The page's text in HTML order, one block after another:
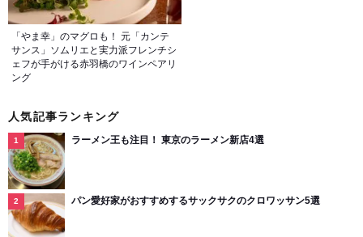
「やま幸」のマグロも！ 元「カンテ
サンス」ソムリエと実力派フレンチシ
ェフが手がける赤羽橋のワインペアリ
ング
人気記事ランキング
ラーメン王も注目！ 東京のラーメン新店4選
パン愛好家がおすすめするサックサクのクロワッサン5選